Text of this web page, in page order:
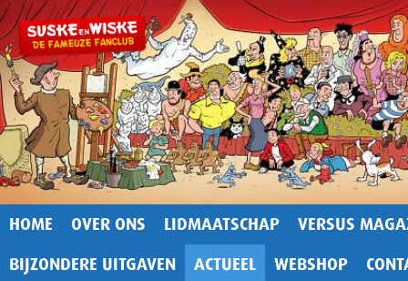
HOME OVER ONS LIDMAATSCHAP
VERSUS
BIJZONDERE UITGAVEN
ACTUEEL WEBSHOP